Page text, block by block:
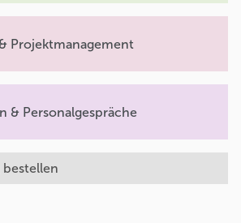
Projektmanagement
& Personalgespräche
bestellen